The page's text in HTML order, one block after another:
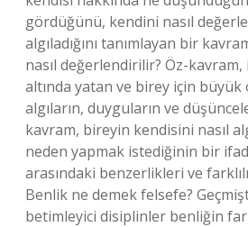
gördüğünü, kendini nasıl
algıladığını tanımlayan bir
nasıl değerlendirilir? Öz-
altında yatan ve birey için büyük
algıların, duyguların ve
kavram, bireyin kendisini nasıl
neden yapmak istediğinin bir
arasındaki benzerlikleri ve
Benlik ne demek felsefe?
betimleyici disiplinler benliğin